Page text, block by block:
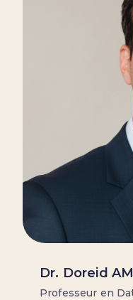
Dr. Doreid
Professeur en